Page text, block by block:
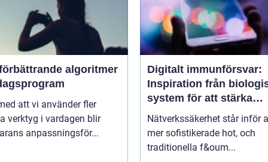
algoritmer
att vi använder fler
verktyg i vardagen blir
anpassningsför...
Digitalt immunförsvar:
Inspiration från
system för att stärka
nätverkssäkerhet
Nätverkssäkerhet står inför
mer sofistikerade hot, och
traditionella f&oum...